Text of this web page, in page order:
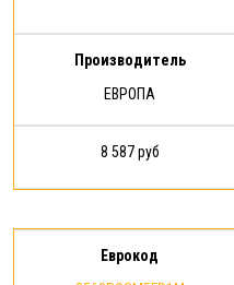
Производитель
ЕВРОПА
8 587 руб
Еврокод